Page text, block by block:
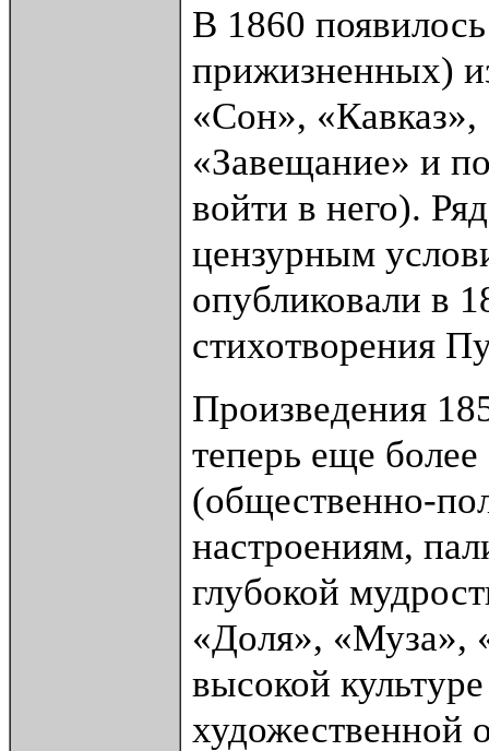
В 1860
прижизненных)
«Сон», «Кавказ»,
«Завещание» и
войти в него).
цензурным
опубликовали в
стихотворения
Произведения
теперь еще
(общественно-
настроениям,
глубокой
«Доля», «Муза»,
высокой
художественной